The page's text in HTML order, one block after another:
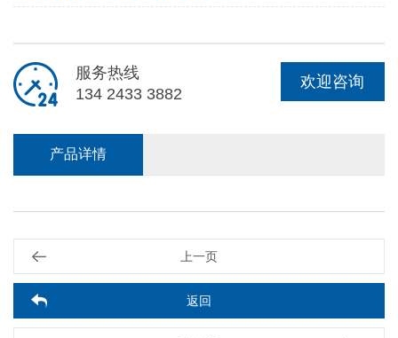
欢迎咨询
服务热线
134 2433 3882
产品详情
上一页
返回